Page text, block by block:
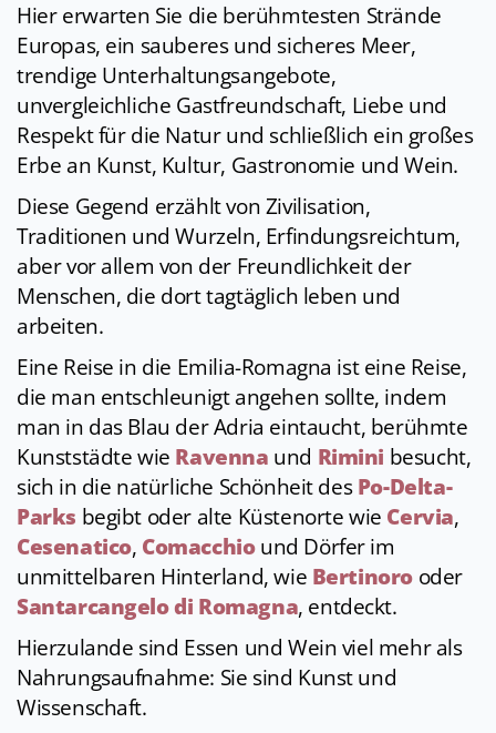
Hier erwarten Sie die berühmtesten Strände
Europas, ein sauberes und sicheres Meer,
trendige Unterhaltungsangebote,
unvergleichliche Gastfreundschaft, Liebe und
Respekt für die Natur und schließlich ein großes
Erbe an Kunst, Kultur, Gastronomie und Wein.
Diese Gegend erzählt von Zivilisation,
Traditionen und Wurzeln, Erfindungsreichtum,
aber vor allem von der Freundlichkeit der
Menschen, die dort tagtäglich leben und
arbeiten.
Eine Reise in die Emilia-Romagna ist eine Reise,
die man entschleunigt angehen sollte, indem
man in das Blau der Adria eintaucht, berühmte
Kunststädte wie Ravenna und Rimini besucht,
sich in die natürliche Schönheit desPo-Delta-
Parks begibt oder alte Küstenorte wie Cervia,
Cesenatico, Comacchiound Dörfer im
unmittelbaren Hinterland, wie Bertinoro oder
Santarcangelo di Romagna, entdeckt.
Hierzulande sind Essen und Wein viel mehr als
Nahrungsaufnahme: Sie sind Kunst und
Wissenschaft.